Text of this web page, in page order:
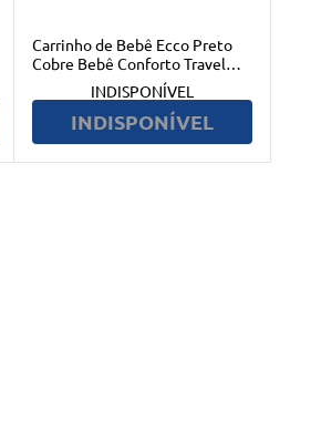
Carrinho de Bebê Ecco Preto
Cobre Bebê Conforto Travel
System Burigotto
INDISPONÍVEL
INDISPONÍVEL